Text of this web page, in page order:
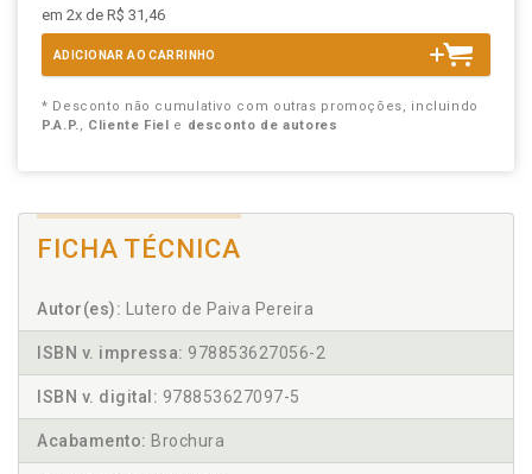
em 2x de R$ 31,46
ADICIONAR AO CARRINHO
* Desconto não cumulativo com outras promoções, incluindo
P.A.P., Cliente Fiel e desconto de autores
FICHA TÉCNICA
Autor(es): Lutero de Paiva Pereira
ISBN v. impressa: 978853627056-2
ISBN v. digital: 978853627097-5
Acabamento: Brochura